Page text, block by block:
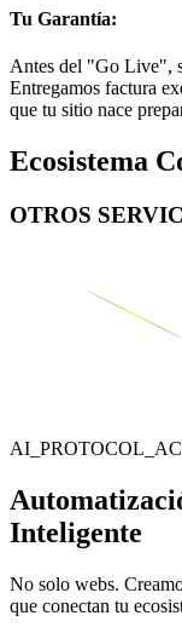
Tu Garantía:
Antes del "Go Live",
Entregamos factura
que tu sitio nace
Ecosistema
OTROS
Inteligente
No solo webs.
que conectan tu